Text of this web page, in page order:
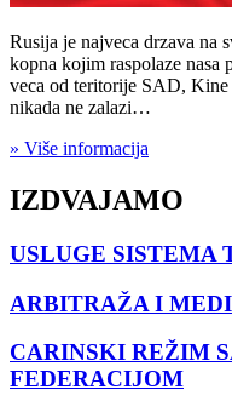
Rusija je najveca drzava na
kopna kojim raspolaze nasa
veca od teritorije SAD,
nikada ne zalazi…
» Više informacija
IZDVAJAMO
USLUGE SISTEMA
ARBITRAŽA I
CARINSKI REŽIM
FEDERACIJOM